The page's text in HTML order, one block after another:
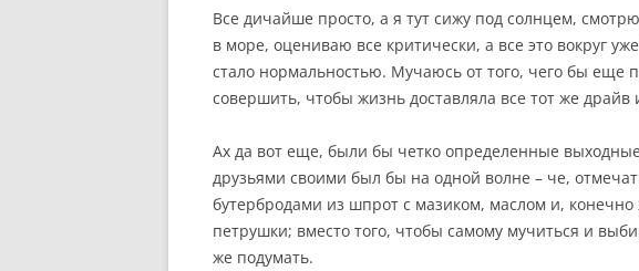
Все дичайше просто, а я тут сижу под солнцем,
в море, оцениваю все критически, а все это вокруг
стало нормальностью. Мучаюсь от того, чего бы еще
совершить, чтобы жизнь доставляла все тот же
Ах да вот еще, были бы четко определенные
друзьями своими был бы на одной волне – че,
бутербродами из шпрот с мазиком, маслом и,
петрушки; вместо того, чтобы самому мучиться и
же подумать.